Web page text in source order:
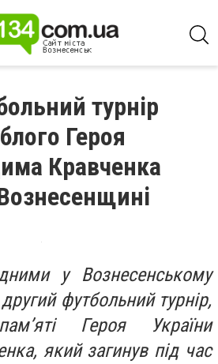
турнір
Героя
Кравченка
у Вознесенському
футбольний турнір,
Героя України
який загинув під час